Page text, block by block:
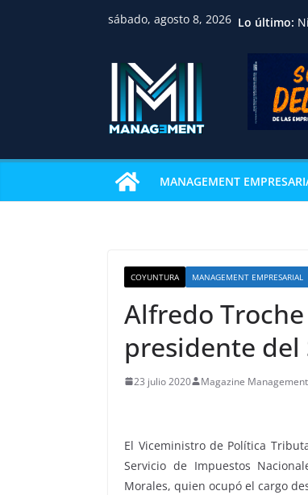
sábado, agosto 8, 2026 Lo último:
MANAGEMENT
COYUNTURA MANAGEMENT EMPRESARIAL
Alfredo
presidente del
23 julio 2020 Magazine Management
El Viceministro de Política
Servicio de Impuestos
Morales, quien ocupó el cargo